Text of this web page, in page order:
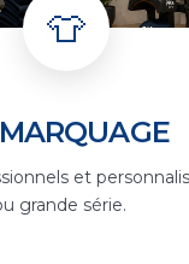
👕
et
grande série.